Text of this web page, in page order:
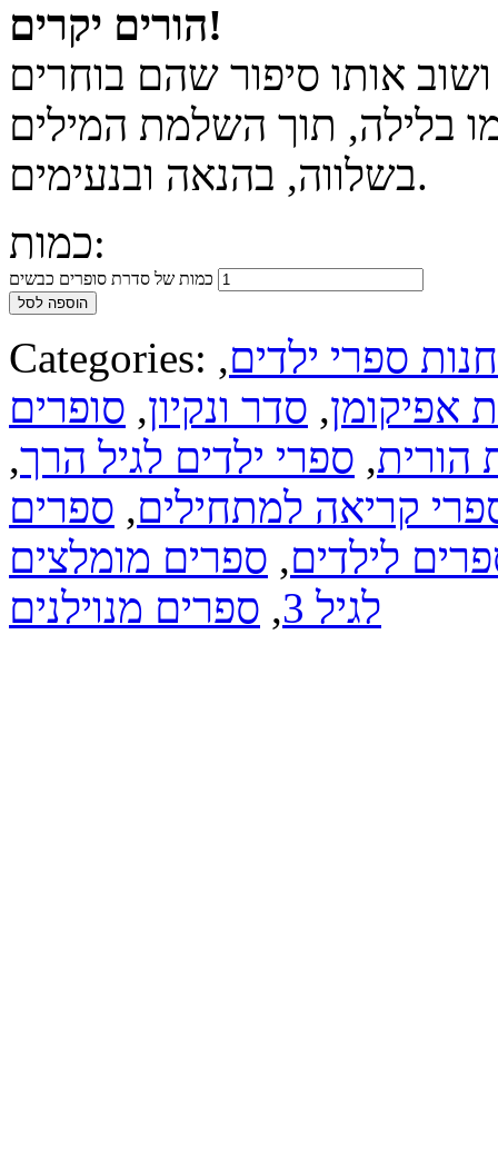
הורים יקרים!
בשלווה, בהנאה ובנעימים.
כמות:
כמות של סדרת סופרים כבשים
הוספה לסל
Categories: חנות ספרי ילדים,
אפיקומן, סדר ונקיון, סופרים
הורית, ספרי ילדים לגיל הרך,
קריאה למתחילים, ספרים
לילדים, ספרים מומלצים
לגיל 3
, ספרים מנוילנים